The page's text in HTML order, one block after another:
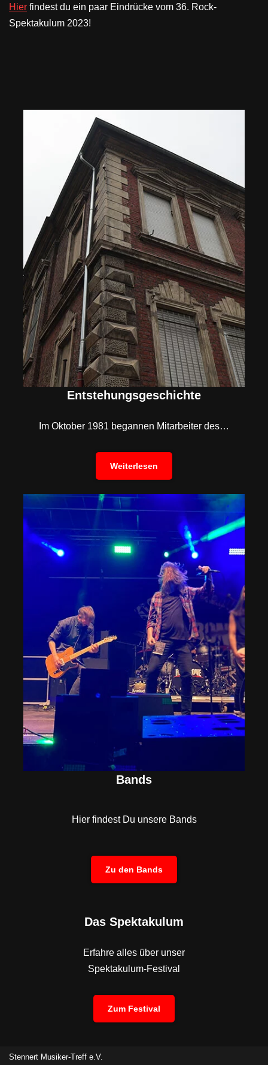
Hier findest du ein paar Eindrücke vom 36. Rock-
Spektakulum 2023!
Entstehungsgeschichte
Im Oktober 1981 begannen Mitarbeiter des…
Weiterlesen
Bands
Hier findest Du unsere Bands
Zu den Bands
Das Spektakulum
Erfahre alles über unser
Spektakulum-Festival
Zum Festival
Stennert Musiker-Treff e.V.